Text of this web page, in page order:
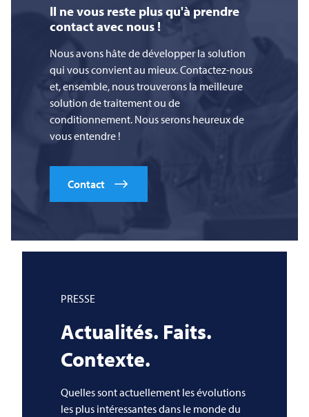
Il ne vous reste plus qu'à prendre
contact avec nous !
Nous avons hâte de développer la solution
qui vous convient au mieux. Contactez-nous
et, ensemble, nous trouverons la meilleure
solution de traitement ou de
conditionnement. Nous serons heureux de
vous entendre !
Contact
PRESSE
Actualités. Faits.
Contexte.
Quelles sont actuellement les évolutions
les plus intéressantes dans le monde du